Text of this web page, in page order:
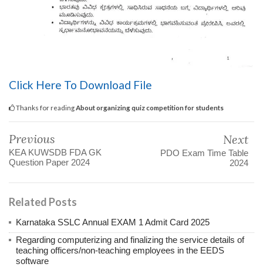
Click Here To Download File
Thanks for readingAbout organizing quiz competition for students
Previous
KEA KUWSDB FDA GK
Question Paper 2024
Next
PDO Exam Time Table
2024
Related Posts
Karnataka SSLC Annual EXAM 1 Admit Card 2025
Regarding computerizing and finalizing the service details of
teaching officers/non-teaching employees in the EEDS
software